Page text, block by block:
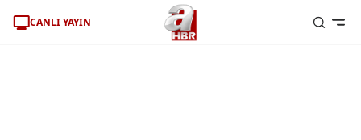
CANLI YAYIN